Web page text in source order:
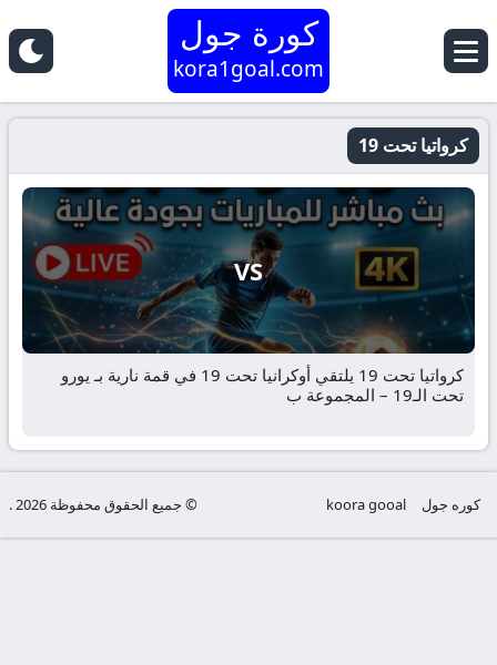
كورة جول
kora1goal.com
كرواتيا تحت 19
VS
كرواتيا تحت 19 يلتقي أوكرانيا تحت 19 في قمة نارية بـ يورو
تحت الـ19 – المجموعة ب
كوره جول koora gooal © جميع الحقوق محفوظة 2026 .